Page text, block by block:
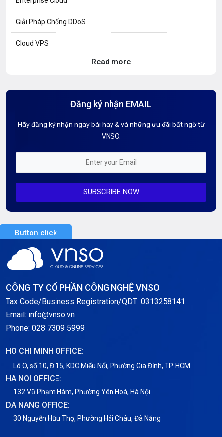
Giải Pháp Chống DDoS
Cloud VPS
Hướng dẫn Tên miền
Kiến thức AI
Mỗi tuần 01 Server
Server Dedicated (Máy chủ riêng)
Server GPU
Server Windows
Notification
Thông tin chung
Tin tức
Read more
Đăng ký nhận EMAIL
Hãy đăng ký nhận ngay bài hay & và những ưu đãi bất ngờ từ
VNSO.
SUBSCRIBE NOW
Button click
CÔNG TY CỔ PHẦN CÔNG NGHỆ VNSO
Tax Code/Business Registration/QDT: 0313258141
Email: info@vnso.vn
Phone: 028 7309 5999
HO CHI MINH OFFICE:
Lô O, số 10, Đ.15, KDC Miếu Nổi, Phường Gia Định, TP. HCM
HA NOI OFFICE:
132 Vũ Phạm Hàm, Phường Yên Hoà, Hà Nội
DA NANG OFFICE:
30 Nguyễn Hữu Thọ, Phường Hải Châu, Đà Nẵng